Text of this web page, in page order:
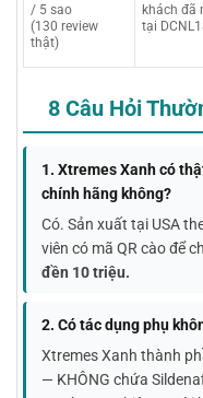
/ 5 sao
(130 review
thật)
khách đã
tại
8 Câu Hỏi
1. Xtremes Xanh có
chính hãng không?
Có. Sản xuất tại USA
viên có mã QR cào để
đền 10 triệu.
2. Có tác dụng phụ
Xtremes Xanh thành
— KHÔNG chứa